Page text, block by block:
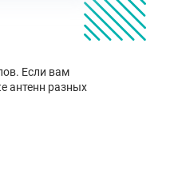
Если вам
антенн разных